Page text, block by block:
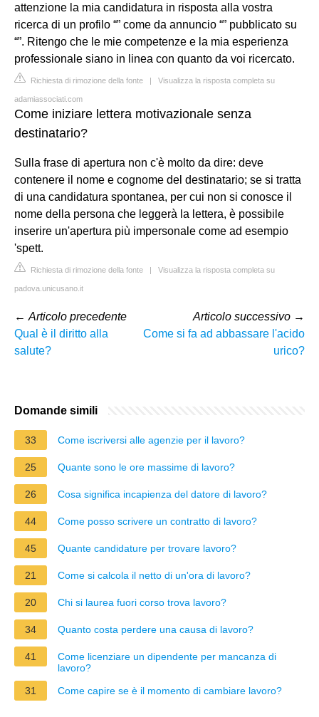
attenzione la mia candidatura in risposta alla vostra
ricerca di un profilo “” come da annuncio “” pubblicato su
“”. Ritengo che le mie competenze e la mia esperienza
professionale siano in linea con quanto da voi ricercato.
Richiesta di rimozione della fonte | Visualizza la risposta completa su
adamiassociati.com
Come iniziare lettera motivazionale senza
destinatario?
Sulla frase di apertura non c'è molto da dire: deve
contenere il nome e cognome del destinatario; se si tratta
di una candidatura spontanea, per cui non si conosce il
nome della persona che leggerà la lettera, è possibile
inserire un'apertura più impersonale come ad esempio
'spett.
Richiesta di rimozione della fonte | Visualizza la risposta completa su
padova.unicusano.it
← Articolo precedente
Qual è il diritto alla
salute?
Articolo successivo →
Come si fa ad abbassare l'acido
urico?
Domande simili
33 Come iscriversi alle agenzie per il lavoro?
25 Quante sono le ore massime di lavoro?
26 Cosa significa incapienza del datore di lavoro?
44 Come posso scrivere un contratto di lavoro?
45 Quante candidature per trovare lavoro?
21 Come si calcola il netto di un'ora di lavoro?
20 Chi si laurea fuori corso trova lavoro?
34 Quanto costa perdere una causa di lavoro?
41
Come licenziare un dipendente per mancanza di
lavoro?
31
Come capire se è il momento di cambiare lavoro?